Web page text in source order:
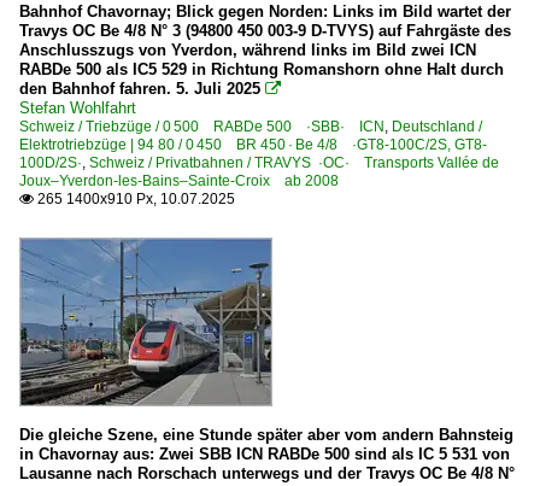
701 Heidelberg – Karlsruhe ·Baden‑Kurpfalz‑Bahn·
702 Karlsruhe – Ettlingen – Rastatt – Offenburg
710.11 Busenbach – Ittersbach ·Albgaubahn·
710.6 Pforzheim – Bad Wildbad ·Enztalbahn·
716 Rastatt – Forbach – Freudenstadt ·Murgtalbahn·
770 Karlsruhe – Mühlacker (–Stuttgart) ·Residenzbahn·
Schweiz
Galerien
Experimente - Anders gesehen
Privatbahnen
TRAVYS ·OC· Transports Vallée de Joux–Yverdon-les-
Bahnhof Chavornay; Blick gegen Norden: Links im Bild wartet der
Travys OC Be 4/8 N° 3 (94800 450 003-9 D-TVYS) auf Fahrgäste des
Anschlusszugs von Yverdon, während links im Bild zwei ICN
RABDe 500 als IC5 529 in Richtung Romanshorn ohne Halt durch
den Bahnhof fahren. 5. Juli 2025 
Stefan Wohlfahrt
Schweiz / Triebzüge / 0 500 RABDe 500 ·SBB· ICN Deutschland /
Elektrotriebzüge | 94 80 / 0 450 BR 450 · Be 4/8 ·GT8-100C/2S, GT8-
100D/2S· Schweiz / Privatbahnen / TRAVYS ·OC· Transports Vallée de
Joux–Yverdon-les-Bains–Sainte-Croix ab 2008
 265 1400x910 Px, 10.07.2025
Die gleiche Szene, eine Stunde später aber vom andern Bahnsteig
in Chavornay aus: Zwei SBB ICN RABDe 500 sind als IC 5 531 von
Lausanne nach Rorschach unterwegs und der Travys OC Be 4/8 N°